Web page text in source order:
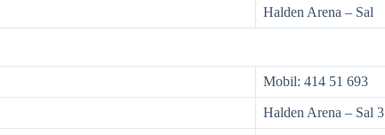
Halden Arena – Sal
Mobil: 414 51 693
Halden Arena – Sal 3